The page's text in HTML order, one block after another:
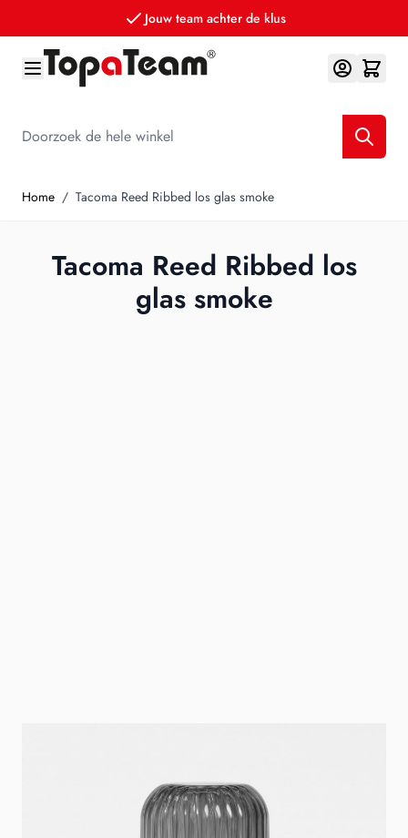
Jouw team achter de klus
Ga naar de inhoud
Doorzoek de hele winkel
Home / Tacoma Reed Ribbed los glas smoke
Tacoma Reed Ribbed los
glas smoke